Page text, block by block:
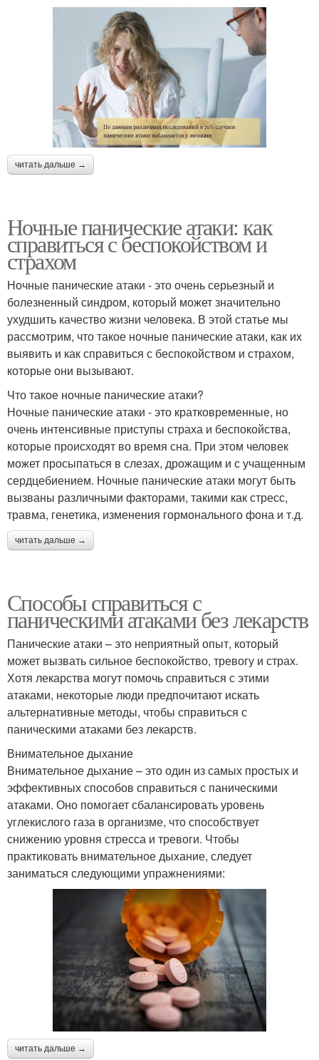
читать дальше →
Ночные панические атаки: как
справиться с беспокойством и
страхом
Ночные панические атаки - это очень серьезный и
болезненный синдром, который может значительно
ухудшить качество жизни человека. В этой статье мы
рассмотрим, что такое ночные панические атаки, как их
выявить и как справиться с беспокойством и страхом,
которые они вызывают.
Что такое ночные панические атаки?
Ночные панические атаки - это кратковременные, но
очень интенсивные приступы страха и беспокойства,
которые происходят во время сна. При этом человек
может просыпаться в слезах, дрожащим и с учащенным
сердцебиением. Ночные панические атаки могут быть
вызваны различными факторами, такими как стресс,
травма, генетика, изменения гормонального фона и т.д.
читать дальше →
Способы справиться с
паническими атаками без лекарств
Панические атаки – это неприятный опыт, который
может вызвать сильное беспокойство, тревогу и страх.
Хотя лекарства могут помочь справиться с этими
атаками, некоторые люди предпочитают искать
альтернативные методы, чтобы справиться с
паническими атаками без лекарств.
Внимательное дыхание
Внимательное дыхание – это один из самых простых и
эффективных способов справиться с паническими
атаками. Оно помогает сбалансировать уровень
углекислого газа в организме, что способствует
снижению уровня стресса и тревоги. Чтобы
практиковать внимательное дыхание, следует
заниматься следующими упражнениями:
читать дальше →